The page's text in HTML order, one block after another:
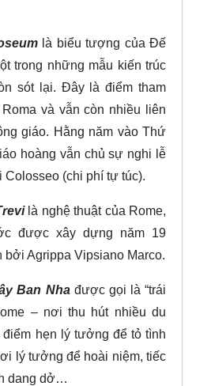
là biểu tượng của Đế
trong những mẫu kiến trúc
sót lại. Đây là điểm tham
và vẫn còn nhiều liên
giáo. Hằng năm vào Thứ
hoàng vẫn chủ sự nghi lễ
(chi phí tự túc).
là nghệ thuật của Rome,
được xây dựng năm 19
Agrippa Vipsiano Marco.
Ban Nhađược gọi là “trái
– nơi thu hút nhiều du
hẹn lý tưởng để tỏ tình
lý tưởng để hoài niệm, tiếc
dang dở…